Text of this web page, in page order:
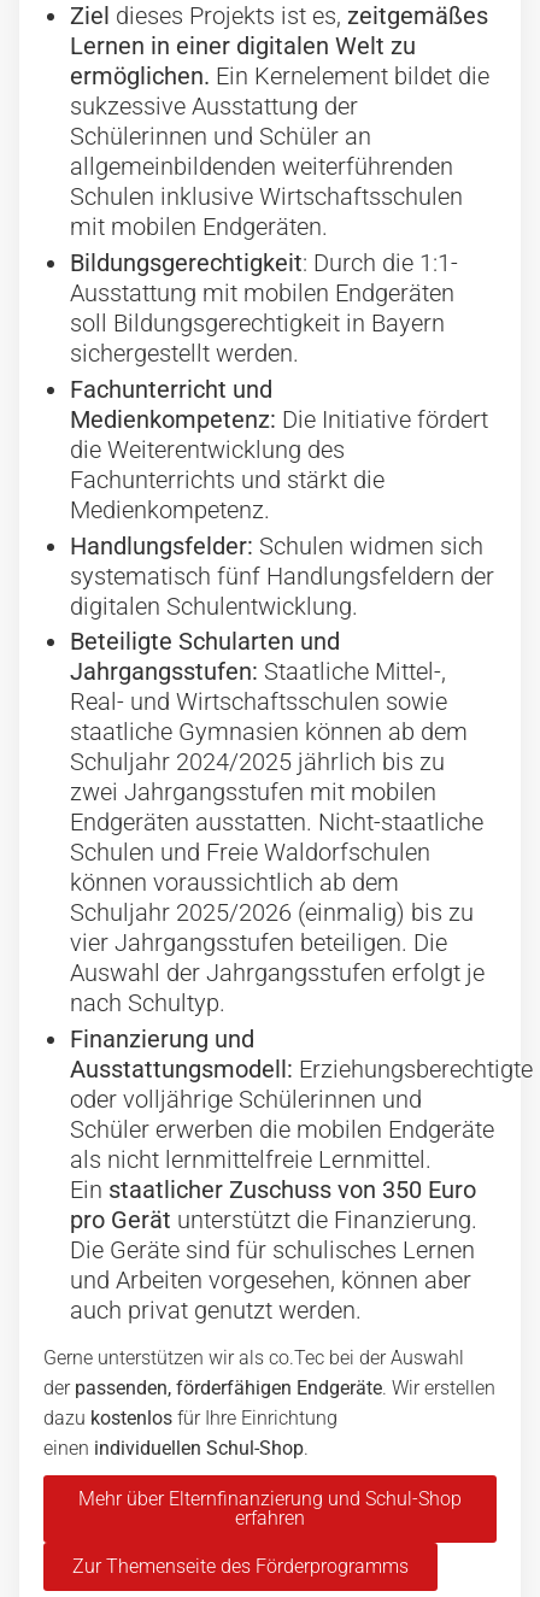
Ziel dieses Projekts ist es,zeitgemäßes
Lernen in einer digitalen Welt zu
ermöglichen. Ein Kernelement bildet die
sukzessive Ausstattung der
Schülerinnen und Schüler an
allgemeinbildenden weiterführenden
Schulen inklusive Wirtschaftsschulen
mit mobilen Endgeräten.
Bildungsgerechtigkeit: Durch die 1:1-
Ausstattung mit mobilen Endgeräten
soll Bildungsgerechtigkeit in Bayern
sichergestellt werden.
Fachunterricht und
Medienkompetenz: Die Initiative fördert
die Weiterentwicklung des
Fachunterrichts und stärkt die
Medienkompetenz.
Handlungsfelder: Schulen widmen sich
systematisch fünf Handlungsfeldern der
digitalen Schulentwicklung.
Beteiligte Schularten und
Jahrgangsstufen: Staatliche Mittel-,
Real- und Wirtschaftsschulen sowie
staatliche Gymnasien können ab dem
Schuljahr 2024/2025 jährlich bis zu
zwei Jahrgangsstufen mit mobilen
Endgeräten ausstatten. Nicht-staatliche
Schulen und Freie Waldorfschulen
können voraussichtlich ab dem
Schuljahr 2025/2026 (einmalig) bis zu
vier Jahrgangsstufen beteiligen. Die
Auswahl der Jahrgangsstufen erfolgt je
nach Schultyp.
Finanzierung und
Ausstattungsmodell: Erziehungsberechtigte
oder volljährige Schülerinnen und
Schüler erwerben die mobilen Endgeräte
als nicht lernmittelfreie Lernmittel.
Ein staatlicher Zuschuss von 350 Euro
pro Gerät unterstützt die Finanzierung.
Die Geräte sind für schulisches Lernen
und Arbeiten vorgesehen, können aber
auch privat genutzt werden.
Gerne unterstützen wir als co.Tec bei der Auswahl
derpassenden, förderfähigen Endgeräte. Wir erstellen
dazu kostenlos für Ihre Einrichtung
einen individuellen Schul-Shop.
Mehr über Elternfinanzierung und Schul-Shop
erfahren
Zur Themenseite des Förderprogramms